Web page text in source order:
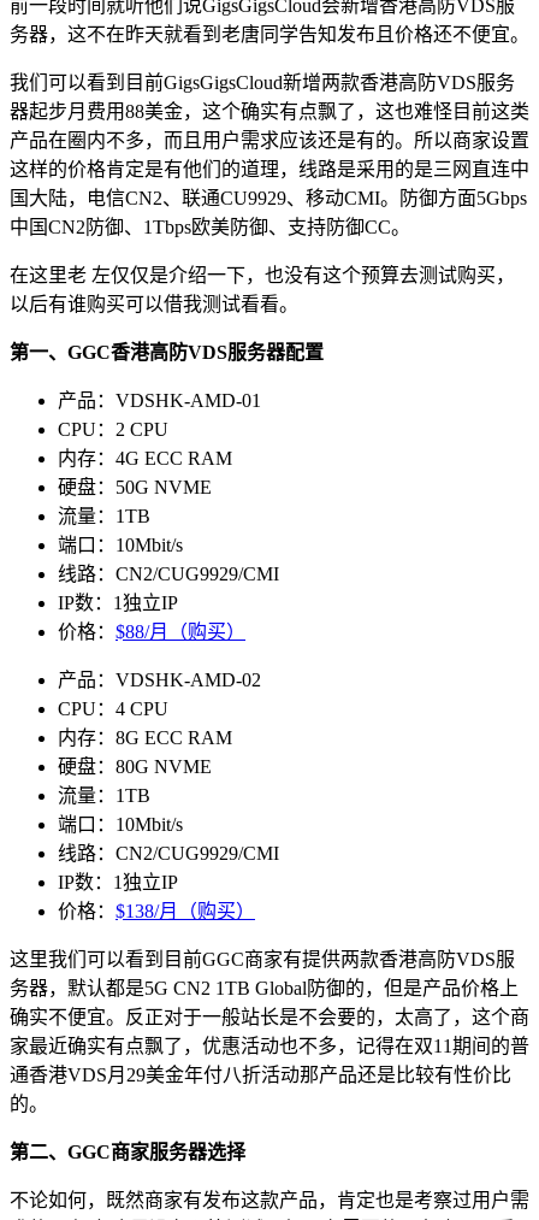
前一段时间就听他们说GigsGigsCloud会新增香港高防VDS服
务器，这不在昨天就看到老唐同学告知发布且价格还不便宜。
我们可以看到目前GigsGigsCloud新增两款香港高防VDS服务
器起步月费用88美金，这个确实有点飘了，这也难怪目前这类
产品在圈内不多，而且用户需求应该还是有的。所以商家设置
这样的价格肯定是有他们的道理，线路是采用的是三网直连中
国大陆，电信CN2、联通CU9929、移动CMI。防御方面5Gbps
中国CN2防御、1Tbps欧美防御、支持防御CC。
在这里老 左仅仅是介绍一下，也没有这个预算去测试购买，
以后有谁购买可以借我测试看看。
第一、GGC香港高防VDS服务器配置
产品：VDSHK-AMD-01
CPU：2 CPU
内存：4G ECC RAM
硬盘：50G NVME
流量：1TB
端口：10Mbit/s
线路：CN2/CUG9929/CMI
IP数：1独立IP
价格： $88/月（购买）
产品：VDSHK-AMD-02
CPU：4 CPU
内存：8G ECC RAM
硬盘：80G NVME
流量：1TB
端口：10Mbit/s
线路：CN2/CUG9929/CMI
IP数：1独立IP
价格： $138/月（购买）
这里我们可以看到目前GGC商家有提供两款香港高防VDS服
务器，默认都是5G CN2 1TB Global防御的，但是产品价格上
确实不便宜。反正对于一般站长是不会要的，太高了，这个商
家最近确实有点飘了，优惠活动也不多，记得在双11期间的普
通香港VDS月29美金年付八折活动那产品还是比较有性价比
的。
第二、GGC商家服务器选择
不论如何，既然商家有发布这款产品，肯定也是考察过用户需